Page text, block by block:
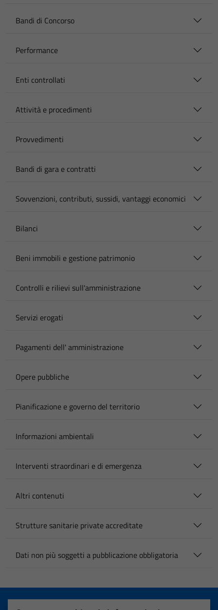
Bandi di Concorso
Performance
Enti controllati
Attività e procedimenti
Provvedimenti
Bandi di gara e contratti
Sovvenzioni, contributi, sussidi, vantaggi economici
Bilanci
Beni immobili e gestione patrimonio
Controlli e rilievi sull'amministrazione
Servizi erogati
Pagamenti dell' amministrazione
Opere pubbliche
Pianificazione e governo del territorio
Informazioni ambientali
Interventi straordinari e di emergenza
Altri contenuti
Strutture sanitarie private accreditate
Dati non più soggetti a pubblicazione obbligatoria